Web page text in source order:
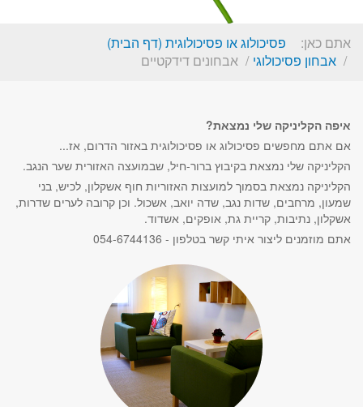
אתם כאן:
פסיכולוג או פסיכולוגית (דף הבית)
אבחון פסיכולוגי
אבחונים דידקטיים
איפה הקליניקה שלי נמצאת?
אם אתם מחפשים פסיכולוג או פסיכולוגית באזור הדרום, אז...
הקליניקה שלי נמצאת בקיבוץ ברור-חיל, שבמועצה האזורית שער הנגב.
הקליניקה נמצאת בסמוך למועצות האזוריות חוף אשקלון, לכיש, בני
שמעון, מרחבים, שדות נגב, שדה יואב, אשכול. וכן קרובה לערים שדרות,
אשקלון, נתיבות, קריית גת, אופקים, אשדוד.
אתם מוזמנים ליצור איתי קשר בטלפון - 054-6744136